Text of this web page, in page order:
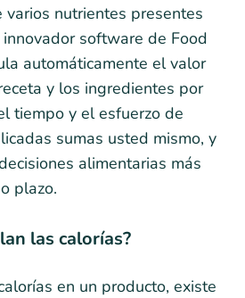
nutrientes presentes
software de Food
automáticamente el valor
y los ingredientes por
tiempo y el esfuerzo de
sumas usted mismo, y
alimentarias más
plazo.
las calorías?
en un producto, existe